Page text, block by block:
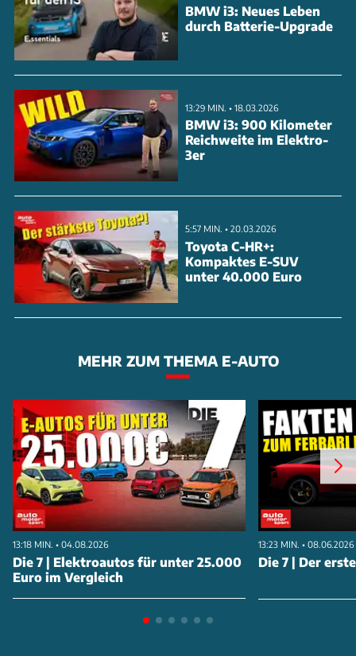
BMW i3: Neues Leben
durch Batterie-Upgrade
13:29 MIN. • 18.03.2026
BMW i3: 900 Kilometer
Reichweite im Elektro-
3er
5:57 MIN. • 20.03.2026
Toyota C-HR+:
Kompaktes E-SUV
unter 40.000 Euro
MEHR ZUM THEMA E-AUTO
13:18 MIN. • 04.08.2026
Die 7 | Elektroautos für unter 25.000
Euro im Vergleich
13:23 MIN. • 08.06.2026
Die 7 | Der